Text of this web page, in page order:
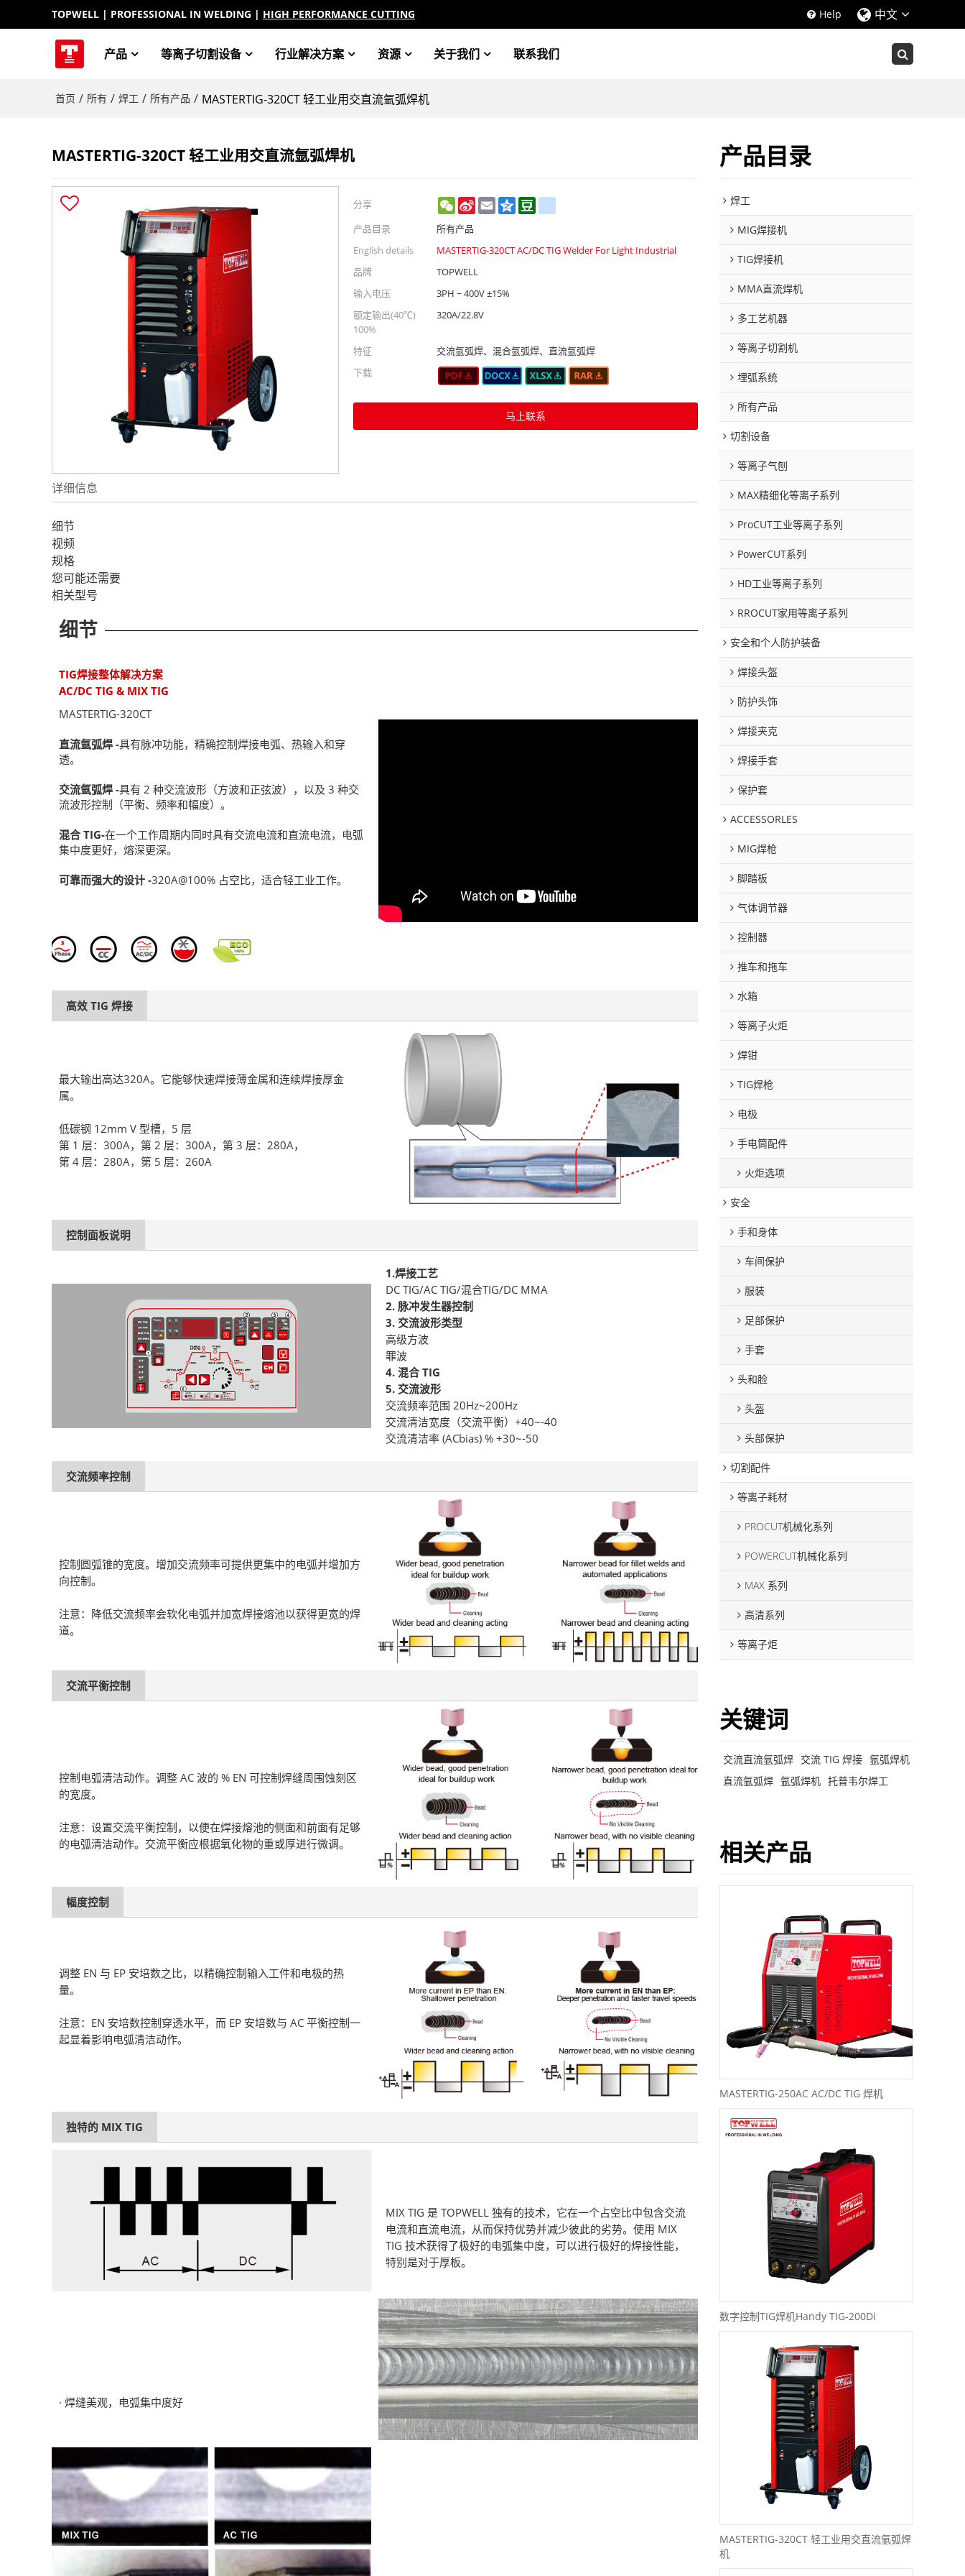
TOPWELL | PROFESSIONAL IN WELDING | HIGH PERFORMANCE CUTTING Help 中文
产品 等离子切割设备 行业解决方案 资源 关于我们 联系我们
首页 / 所有 / 焊工 / 所有产品 / MASTERTIG-320CT 轻工业用交直流氩弧焊机
MASTERTIG-320CT 轻工业用交直流氩弧焊机
分享 WeChat
Sina
Weibo
Email Qzone
产品目录
所有产品
English details
MASTERTIG-320CT AC/DC TIG Welder For Light Industrial
品牌
TOPWELL
输入电压
3PH ~ 400V ±15%
额定输出(40℃)
100%
320A/22.8V
特征
交流氩弧焊、混合氩弧焊、直流氩弧焊
下载
马上联系
详细信息
细节
视频
规格
您可能还需要
相关型号
细节
TIG焊接整体解决方案
AC/DC TIG & MIX TIG
MASTERTIG-320CT
直流氩弧焊 -具有脉冲功能，精确控制焊接电弧、热输入和穿
透。
交流氩弧焊 -具有 2 种交流波形（方波和正弦波），以及 3 种交
流波形控制（平衡、频率和幅度）。
混合 TIG-在一个工作周期内同时具有交流电流和直流电流，电弧
集中度更好，熔深更深。
可靠而强大的设计 -320A@100% 占空比，适合轻工业工作。
高效 TIG 焊接
最大输出高达320A。它能够快速焊接薄金属和连续焊接厚金
属。
低碳钢 12mm V 型槽，5 层
第 1 层：300A，第 2 层：300A，第 3 层：280A，
第 4 层：280A，第 5 层：260A
控制面板说明
1.焊接工艺
DC TIG/AC TIG/混合TIG/DC MMA
2. 脉冲发生器控制
3. 交流波形类型
高级方波
罪波
4. 混合 TIG
5. 交流波形
交流频率范围 20Hz~200Hz
交流清洁宽度（交流平衡）+40~-40
交流清洁率 (ACbias) % +30~-50
交流频率控制
控制圆弧锥的宽度。增加交流频率可提供更集中的电弧并增加方
向控制。
注意：降低交流频率会软化电弧并加宽焊接熔池以获得更宽的焊
道。
交流平衡控制
控制电弧清洁动作。调整 AC 波的 % EN 可控制焊缝周围蚀刻区
的宽度。
注意：设置交流平衡控制，以便在焊接熔池的侧面和前面有足够
的电弧清洁动作。交流平衡应根据氧化物的重或厚进行微调。
幅度控制
调整 EN 与 EP 安培数之比，以精确控制输入工件和电极的热
量。
注意：EN 安培数控制穿透水平，而 EP 安培数与 AC 平衡控制一
起显着影响电弧清洁动作。
独特的 MIX TIG
MIX TIG 是 TOPWELL 独有的技术，它在一个占空比中包含交流
电流和直流电流，从而保持优势并减少彼此的劣势。使用 MIX
TIG 技术获得了极好的电弧集中度，可以进行极好的焊接性能，
特别是对于厚板。
· 焊缝美观，电弧集中度好
产品目录
焊工
MIG焊接机
TIG焊接机
MMA直流焊机
多工艺机器
等离子切割机
埋弧系统
所有产品
切割设备
等离子气刨
MAX精细化等离子系列
ProCUT工业等离子系列
PowerCUT系列
HD工业等离子系列
RROCUT家用等离子系列
安全和个人防护装备
焊接头盔
防护头饰
焊接夹克
焊接手套
保护套
ACCESSORLES
MIG焊枪
脚踏板
气体调节器
控制器
推车和拖车
水箱
等离子火炬
焊钳
TIG焊枪
电极
手电筒配件
火炬选项
安全
手和身体
车间保护
服装
足部保护
手套
头和脸
头盔
头部保护
切割配件
等离子耗材
PROCUT机械化系列
POWERCUT机械化系列
MAX 系列
高清系列
等离子炬
关键词
交流直流氩弧焊 交流 TIG 焊接 氩弧焊机
直流氩弧焊 氩弧焊机 托普韦尔焊工
相关产品
MASTERTIG-250AC AC/DC TIG 焊机
数字控制TIG焊机Handy TIG-200Di
MASTERTIG-320CT 轻工业用交直流氩弧焊
机